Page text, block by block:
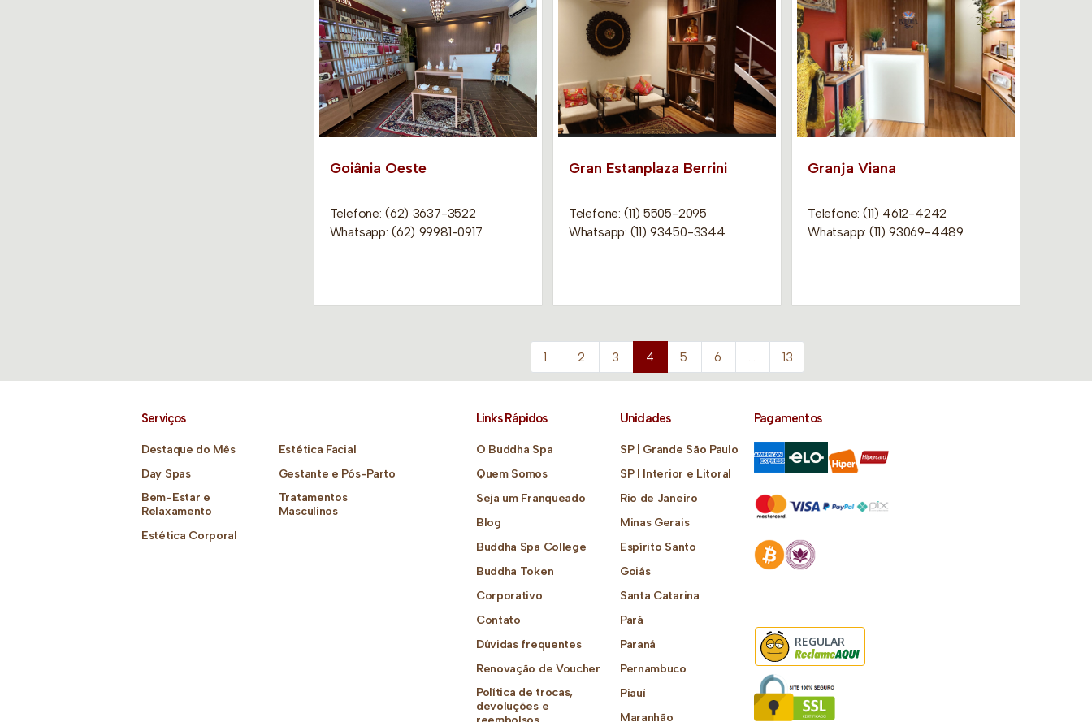
Goiânia Oeste
Telefone: (62) 3637-3522
Whatsapp: (62) 99981-0917
Gran Estanplaza Berrini
Telefone: (11) 5505-2095
Whatsapp: (11) 93450-3344
Granja Viana
Telefone: (11) 4612-4242
Whatsapp: (11) 93069-4489
1 2 3 4 5 6 13
Serviços
Destaque do Mês
Day Spas
Bem-Estar e
Relaxamento
Estética Corporal
Estética Facial
Gestante e Pós-Parto
Tratamentos
Masculinos
Links Rápidos
O Buddha Spa
Quem Somos
Seja um Franqueado
Blog
Buddha Spa College
Buddha Token
Corporativo
Contato
Dúvidas frequentes
Renovação de Voucher
Política de trocas,
devoluções e
Unidades
SP | Grande São Paulo
SP | Interior e Litoral
Rio de Janeiro
Minas Gerais
Espírito Santo
Goiás
Santa Catarina
Pará
Paraná
Pernambuco
Piauí
Maranhão
Pagamentos
REGULAR